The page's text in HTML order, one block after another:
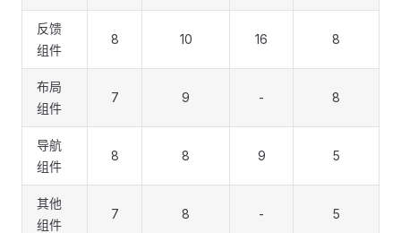
反馈
组件
8 10 16 8
布局
组件
7 9 - 8
导航
组件
8 8 9 5
其他
组件
7 8 - 5